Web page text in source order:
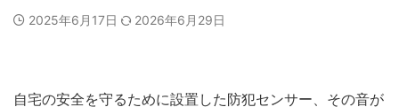
2025年6月17日 2026年6月29日
自宅の安全を守るために設置した防犯センサー、その音が